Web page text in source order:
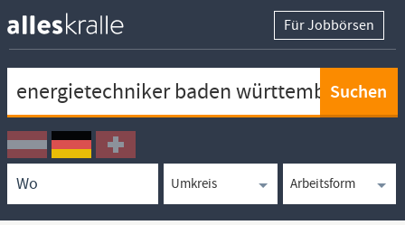
Für Jobbörsen
Ortssuche
Umkreissuche
Arbeitsform